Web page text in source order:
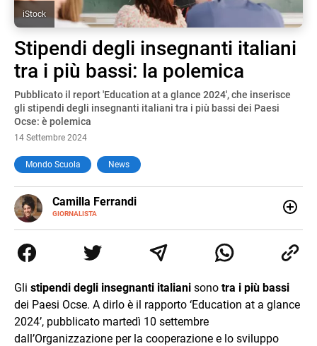
iStock
Stipendi degli insegnanti italiani
tra i più bassi: la polemica
Pubblicato il report 'Education at a glance 2024', che inserisce
gli stipendi degli insegnanti italiani tra i più bassi dei Paesi
Ocse: è polemica
14 Settembre 2024
Mondo Scuola News
Camilla Ferrandi
GIORNALISTA
E-
MAIL
LINKEDIN
di trasformare la passione per la scrittura in un lavoro, e
da lì non mi sono più fermata. L’attualità è il mio pane
mente.
Gli stipendi degli insegnanti italiani sono tra i più bassi
dei Paesi Ocse. A dirlo è il rapporto ‘Education at a glance
2024’, pubblicato martedì 10 settembre
dall’Organizzazione per la cooperazione e lo sviluppo